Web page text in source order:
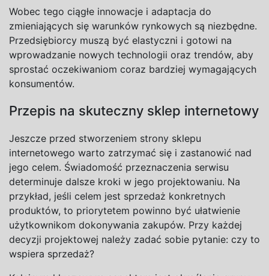
Wobec tego ciągłe innowacje i adaptacja do
zmieniających się warunków rynkowych są niezbędne.
Przedsiębiorcy muszą być elastyczni i gotowi na
wprowadzanie nowych technologii oraz trendów, aby
sprostać oczekiwaniom coraz bardziej wymagających
konsumentów.
Przepis na skuteczny sklep internetowy
Jeszcze przed stworzeniem strony sklepu
internetowego warto zatrzymać się i zastanowić nad
jego celem. Świadomość przeznaczenia serwisu
determinuje dalsze kroki w jego projektowaniu. Na
przykład, jeśli celem jest sprzedaż konkretnych
produktów, to priorytetem powinno być ułatwienie
użytkownikom dokonywania zakupów. Przy każdej
decyzji projektowej należy zadać sobie pytanie: czy to
wspiera sprzedaż?